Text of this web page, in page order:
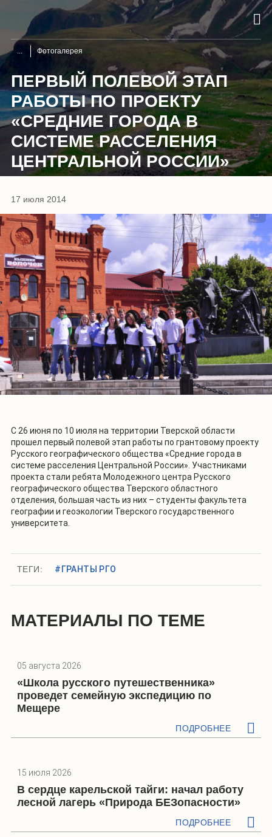
Фотогалерея
ПЕРВЫЙ ПОЛЕВОЙ ЭТАП
РАБОТЫ ПО ПРОЕКТУ
«СРЕДНИЕ ГОРОДА В
СИСТЕМЕ РАССЕЛЕНИЯ
ЦЕНТРАЛЬНОЙ РОССИИ»
17 июля 2014
С 26 июня по 10 июля на территории Тверской области
прошел первый полевой этап работы по грантовому проекту
Русского географического общества «Средние города в
системе расселения Центральной России». Участниками
проекта стали ребята Молодежного центра Русского
географического общества Тверского областного
отделения, большая часть из них – студенты факультета
географии и геоэкологии Тверского государственного
университета.
ТЕГИ: #ГРАНТЫ РГО
МАТЕРИАЛЫ ПО ТЕМЕ
05 августа 2026
«Школа русского путешественника»
проведет семейную экспедицию по
Мещере
ПОДРОБНЕЕ
15 июля 2026
В сердце карельской тайги: начал работу
лесной лагерь «Природа БЕЗопасности»
ПОДРОБНЕЕ